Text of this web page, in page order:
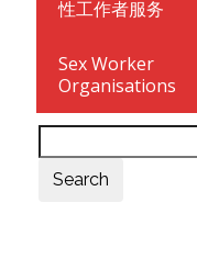
性工作者服务
Sex Worker
Organisations
Search